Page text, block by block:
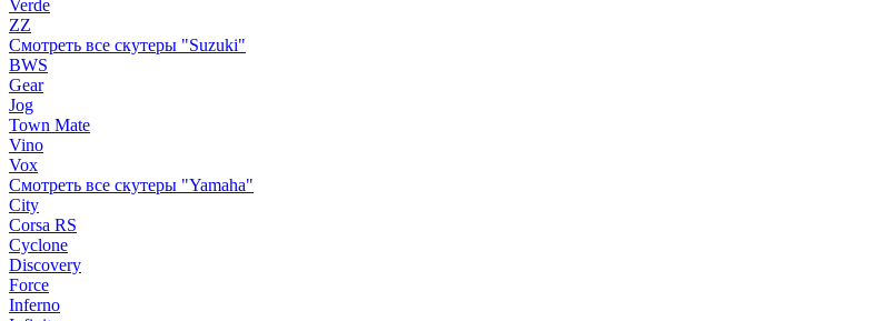
Verde
ZZ
Смотреть все скутеры "Suzuki"
BWS
Gear
Jog
Town Mate
Vino
Vox
Смотреть все скутеры "Yamaha"
City
Corsa RS
Cyclone
Discovery
Force
Inferno